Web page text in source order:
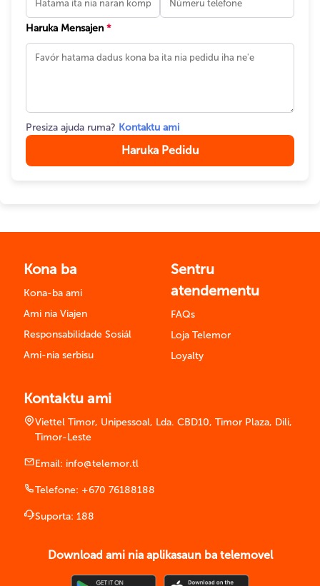
Haruka Mensajen *
Presiza ajuda ruma? Kontaktu ami
Haruka Pedidu
Kona ba
Kona-ba ami
Ami nia Viajen
Responsabilidade Sosiál
Ami-nia serbisu
Sentru
atendementu
FAQs
Loja Telemor
Loyalty
Kontaktu ami
Viettel Timor, Unipessoal, Lda. CBD10, Timor Plaza, Dili,
Timor-Leste
Email: info@telemor.tl
Telefone: +670 76188188
Suporta: 188
Download ami nia aplikasaun ba telemovel